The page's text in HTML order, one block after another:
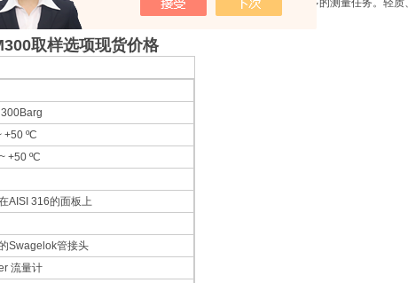
和GOST等多种认证的MDM300 能够在相同的工作时间内完成更多的测量任务。轻
工业条件下的操作舒适性和实用性。
取样选项现货价格
+50 ºC
+50 ºC
AISI 316的面板上
Swagelok管接头
流量计